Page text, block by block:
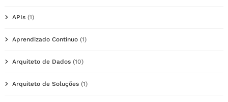
APIs (1)
Aprendizado Contínuo (1)
Arquiteto de Dados (10)
Arquiteto de Soluções (1)